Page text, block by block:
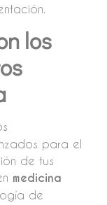
los
para el
de tus
medicina
de